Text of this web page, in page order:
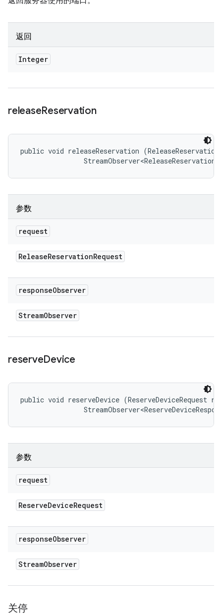
返回
Integer
releaseReservation
public void releaseReservation
参数
request
ReleaseReservationRequest
responseObserver
StreamObserver
reserveDevice
public void reserveDevice (ReserveDeviceRequest
参数
request
ReserveDeviceRequest
responseObserver
StreamObserver
关停